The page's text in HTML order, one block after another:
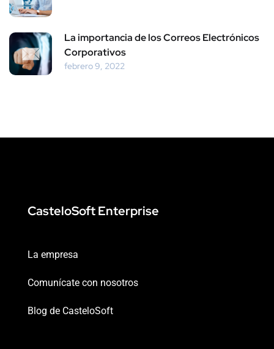
La importancia de los Correos Electrónicos
Corporativos
febrero 9, 2022
CasteloSoft Enterprise
La empresa
Comunícate con nosotros
Blog de CasteloSoft